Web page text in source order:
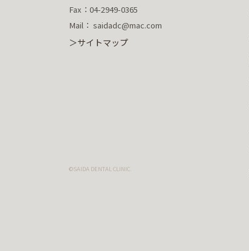
Fax：04-2949-0365
Mail： saidadc@mac.com
＞サイトマップ
©SAIDA DENTAL CLINIC.